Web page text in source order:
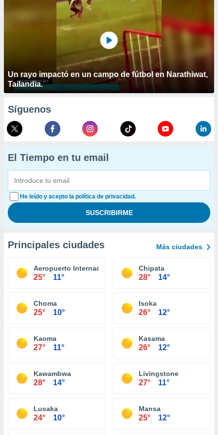
Un rayo impactó en un campo de fútbol en Narathiwat,
Tailandia.
Síguenos
El Tiempo en tu email
He leído y acepto la política de privacidad.
Principales ciudades Más ciudades
Aeropuerto Internacional de Lusaka
25° 11°
Chipata
28° 14°
Choma
25° 10°
Isoka
26° 12°
Kaoma
27° 11°
Kasama
26° 12°
Kawambwa
28° 14°
Livingstone
27° 11°
Lusaka
24° 10°
Mansa
25° 12°